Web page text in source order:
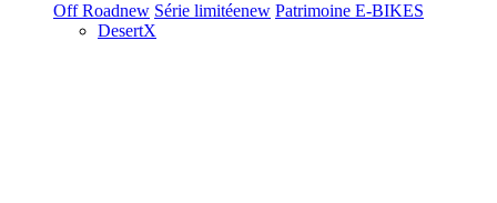
Off Roadnew Série limitéenew Patrimoine E-BIKES
DesertX